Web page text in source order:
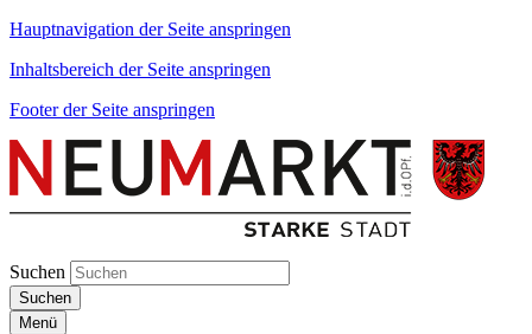
Hauptnavigation der Seite anspringen
Inhaltsbereich der Seite anspringen
Footer der Seite anspringen
Suchen
Suchen
Menü